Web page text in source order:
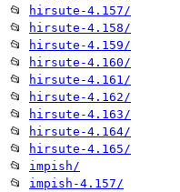
📂
hirsute-4.157/
📂
hirsute-4.158/
📂
hirsute-4.159/
📂
hirsute-4.160/
📂
hirsute-4.161/
📂
hirsute-4.162/
📂
hirsute-4.163/
📂
hirsute-4.164/
📂
hirsute-4.165/
📂 impish/
📂 impish-4.157/